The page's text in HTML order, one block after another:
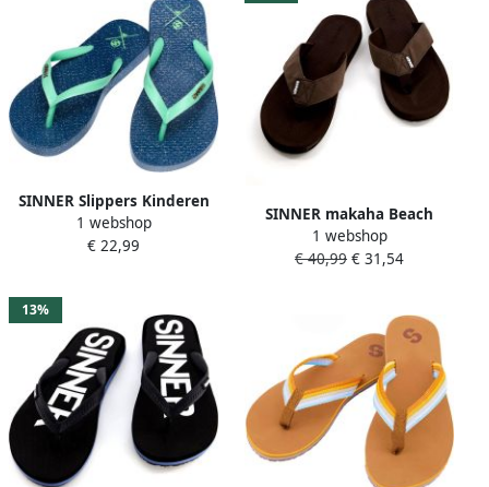
SINNER Slippers Kinderen
Padank Blauw
1 webshop
€ 22,99
SINNER makaha Beach
slipper heren Bruin-
Multicolour
1 webshop
€ 40,99 € 31,54
13%